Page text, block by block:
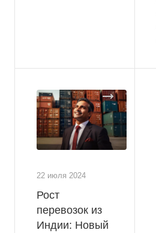
22 июля 2024
Рост
перевозок из
Индии: Новый